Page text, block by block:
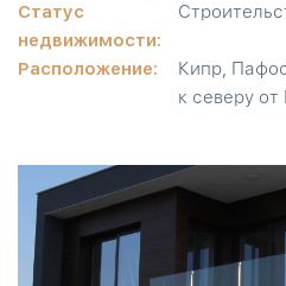
Статус
недвижимости:
Расположение:
Кипр,
к северу